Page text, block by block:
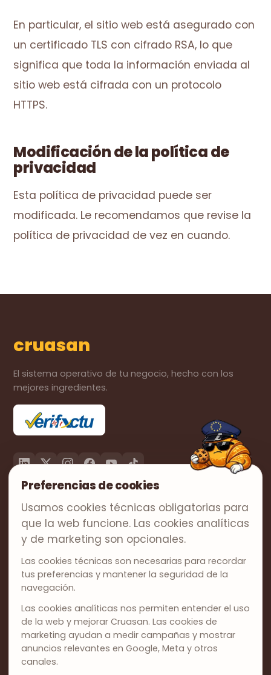
En particular, el sitio web está asegurado con
un certificado TLS con cifrado RSA, lo que
significa que toda la información enviada al
sitio web está cifrada con un protocolo
HTTPS.
Modificación de la política de
privacidad
Esta política de privacidad puede ser
modificada. Le recomendamos que revise la
política de privacidad de vez en cuando.
cruasan
El sistema operativo de tu negocio, hecho con los
mejores ingredientes.
Facturación
Precios
SOLUCIONES
Autónomos
Asesorías
EMPRESA
Sobre nosotros
Preferencias de cookies
Usamos cookies técnicas obligatorias para
que la web funcione. Las cookies analíticas
y de marketing son opcionales.
Las cookies técnicas son necesarias para recordar
tus preferencias y mantener la seguridad de la
navegación.
Las cookies analíticas nos permiten entender el uso
de la web y mejorar Cruasan. Las cookies de
marketing ayudan a medir campañas y mostrar
anuncios relevantes en Google, Meta y otros
canales.